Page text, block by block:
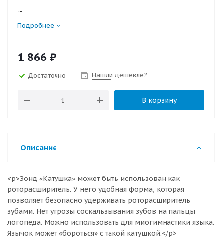
""
Подробнее
1 866 ₽
Достаточно Нашли дешевле?
В корзину
Описание
<p>Зонд «Катушка» может быть использован как
роторасширитель. У него удобная форма, которая
позволяет безопасно удерживать роторасширитель
зубами. Нет угрозы соскальзывания зубов на пальцы
логопеда. Можно использовать для миогимнастики языка.
Язычок может «бороться» с такой катушкой.</p>